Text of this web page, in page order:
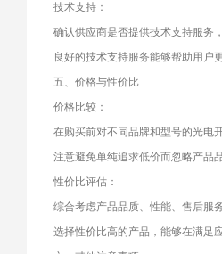
技术支持：
确认供应商是否提供技术支持服务
良好的技术支持服务能够帮助用户
五、价格与性价比
价格比较：
在购买前对不同品牌和型号的光电
注意避免单纯追求低价而忽略产品
性价比评估：
综合考虑产品品质、性能、售后服
选择性价比高的产品，能够在满足